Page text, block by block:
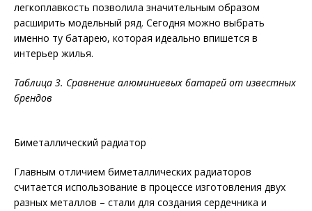
легкоплавкость позволила значительным образом
расширить модельный ряд. Сегодня можно выбрать
именно ту батарею, которая идеально впишется в
интерьер жилья.
Таблица 3. Сравнение алюминиевых батарей от известных
брендов
Биметаллический радиатор
Главным отличием биметаллических радиаторов
считается использование в процессе изготовления двух
разных металлов – стали для создания сердечника и